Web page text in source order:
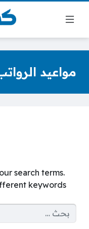
مواعيد
search terms.
keywords.